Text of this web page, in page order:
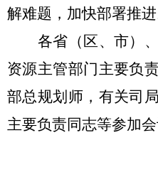
解难题，加快部署推进
各省（区、市）、
资源主管部门主要负
部总规划师，有关司
主要负责同志等参加会